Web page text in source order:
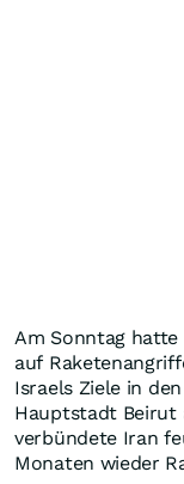
Am Sonntag hatte
auf
Israels Ziele in
Hauptstadt Beirut
verbündete Iran
Monaten wieder